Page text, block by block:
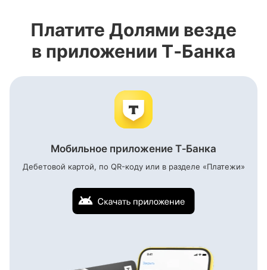
Платите Долями везде
в приложении Т‑Банка
Мобильное приложение Т‑Банка
Дебетовой картой, по QR-кодуили в разделе «Платежи»